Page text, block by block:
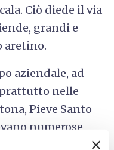
Ciò diede il via
grandi e
aretino.
aziendale, ad
nelle
Pieve Santo
numerose